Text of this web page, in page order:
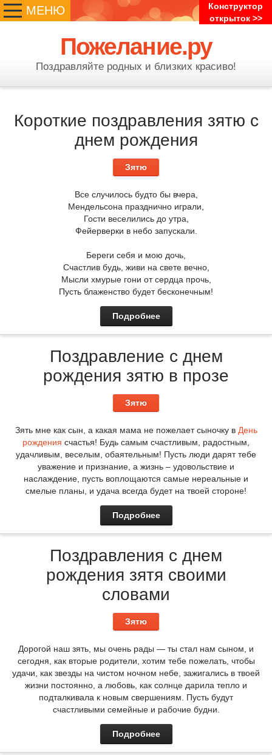
Конструктор
открыток >>
МЕНЮ
Пожелание.ру
Поздравляйте родных и близких красиво!
Короткие поздравления зятю с
днем рождения
Зятю
Все случилось будто бы вчера,
Мендельсона празднично играли,
Гости веселились до утра,
Фейерверки в небо запускали.
Береги себя и мою дочь,
Счастлив будь, живи на свете вечно,
Мысли хмурые гони от сердца прочь,
Пусть блаженство будет бесконечным!
Подробнее
Поздравление с днем
рождения зятю в прозе
Зятю
Зять мне как сын, а какая мама не пожелает сыночку в День
рождения счастья! Будь самым счастливым, радостным,
удачливым, веселым, обаятельным! Пусть люди дарят тебе
уважение и признание, а жизнь – удовольствие и
наслаждение, пусть воплощаются самые нереальные и
смелые планы, и удача всегда будет на твоей стороне!
Подробнее
Поздравления с днем
рождения зятя своими
словами
Зятю
Дорогой наш зять, мы очень рады — ты стал нам сыном, и
сегодня, как вторые родители, хотим тебе пожелать, чтобы
удачи, как звезды на чистом ночном небе, зажигались в твоей
жизни постоянно, а любовь, как солнце дарила тепло и
подталкивала к новым свершениям. Пусть будут
счастливыми семейные и рабочие будни.
Подробнее